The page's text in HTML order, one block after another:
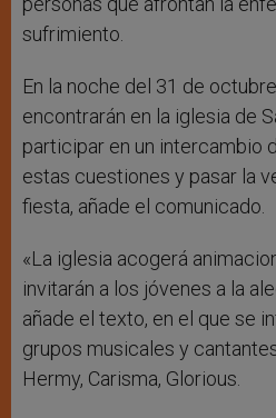
sufrimiento.
En la noche del 31 de
encontrarán en la iglesia de
participar en un intercambio
estas cuestiones y pasar la
fiesta, añade el comunicado.
«La iglesia acogerá
invitarán a los jóvenes a la
añade el texto, en el que se
grupos musicales y
Hermy, Carisma, Glorious.